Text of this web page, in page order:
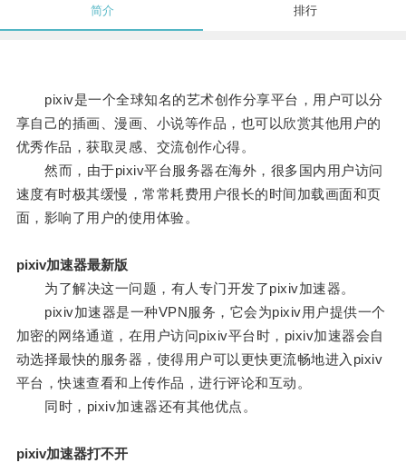
简介 排行
pixiv是一个全球知名的艺术创作分享平台，用户可以分
享自己的插画、漫画、小说等作品，也可以欣赏其他用户的
优秀作品，获取灵感、交流创作心得。
然而，由于pixiv平台服务器在海外，很多国内用户访问
速度有时极其缓慢，常常耗费用户很长的时间加载画面和页
面，影响了用户的使用体验。
pixiv加速器最新版
为了解决这一问题，有人专门开发了pixiv加速器。
pixiv加速器是一种VPN服务，它会为pixiv用户提供一个
加密的网络通道，在用户访问pixiv平台时，pixiv加速器会自
动选择最快的服务器，使得用户可以更快更流畅地进入pixiv
平台，快速查看和上传作品，进行评论和互动。
同时，pixiv加速器还有其他优点。
pixiv加速器打不开